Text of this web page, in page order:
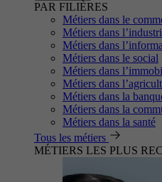
PAR FILIÈRES
Métiers dans le
Métiers dans
Métiers dans
Métiers dans le social
Métiers dans
Métiers dans
Métiers dans la
Métiers dans la
Métiers dans la santé
Tous les métiers
MÉTIERS LES PLUS